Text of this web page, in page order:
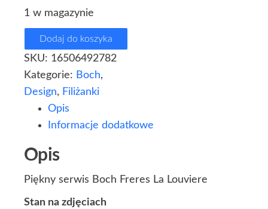
1 w magazynie
Dodaj do koszyka
SKU: 16506492782
Kategorie: Boch,
Design, Filiżanki
Opis
Informacje dodatkowe
Opis
Piękny serwis Boch Freres La Louviere
Stan na zdjęciach